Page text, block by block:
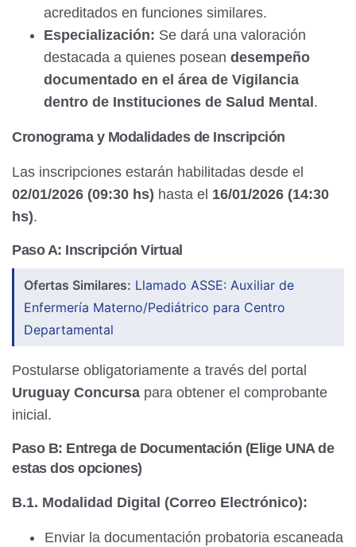
acreditados en funciones similares.
Especialización: Se dará una valoración
destacada a quienes posean desempeño
documentado en el área de Vigilancia
dentro de Instituciones de Salud Mental .
Cronograma y Modalidades de Inscripción
Las inscripciones estarán habilitadas desde el
02/01/2026 (09:30 hs) hasta el 16/01/2026 (14:30
hs).
Paso A: Inscripción Virtual
Ofertas Similares: Llamado ASSE: Auxiliar de
Enfermería Materno/Pediátrico para Centro
Departamental
Postularse obligatoriamente a través del portal
Uruguay Concursa para obtener el comprobante
inicial.
Paso B: Entrega de Documentación (Elige UNA de
estas dos opciones)
B.1. Modalidad Digital (Correo Electrónico):
Enviar la documentación probatoria escaneada